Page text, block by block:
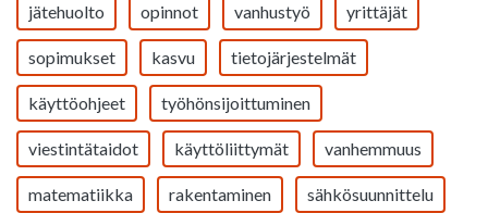
jätehuolto opinnot vanhustyö yrittäjät
sopimukset kasvu tietojärjestelmät
käyttöohjeet työhönsijoittuminen
viestintätaidot käyttöliittymät vanhemmuus
matematiikka rakentaminen sähkösuunnittelu